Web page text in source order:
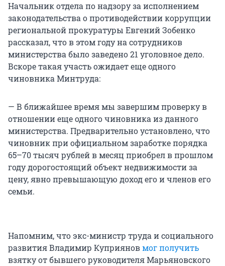
Начальник отдела по надзору за исполнением
законодательства о противодействии коррупции
региональной прокуратуры Евгений Зобенко
рассказал, что в этом году на сотрудников
министерства было заведено 21 уголовное дело.
Вскоре такая участь ожидает еще одного
чиновника Минтруда:
— В ближайшее время мы завершим проверку в
отношении еще одного чиновника из данного
министерства. Предварительно установлено, что
чиновник при официальном заработке порядка
65–70 тысяч рублей в месяц приобрел в прошлом
году дорогостоящий объект недвижимости за
цену, явно превышающую доход его и членов его
семьи.
Напомним, что экс-министр труда и социального
развития Владимир Куприяновмог получить
взятку от бывшего руководителя Марьяновского